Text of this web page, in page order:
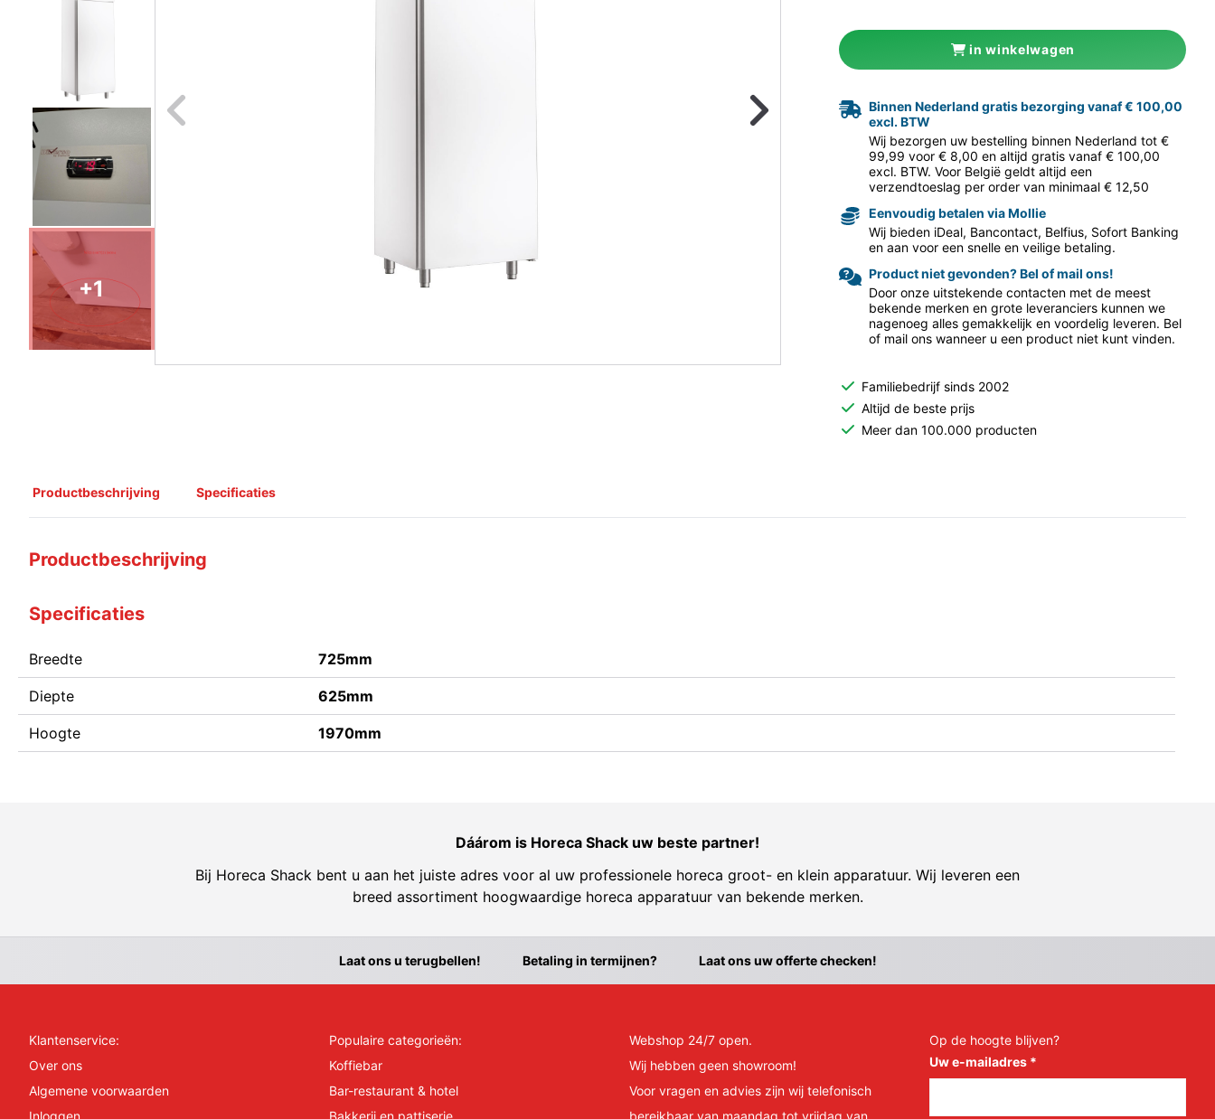
+1
Naar vorige foto Naar volgende
in winkelwagen
Binnen Nederland gratis bezorging vanaf € 100,00
excl. BTW
Wij bezorgen uw bestelling binnen Nederland tot €
99,99 voor € 8,00 en altijd gratis vanaf € 100,00
excl. BTW. Voor België geldt altijd een
verzendtoeslag per order van minimaal € 12,50
Eenvoudig betalen via Mollie
Wij bieden iDeal, Bancontact, Belfius, Sofort Banking
en aan voor een snelle en veilige betaling.
Product niet gevonden? Bel of mail ons!
Door onze uitstekende contacten met de meest
bekende merken en grote leveranciers kunnen we
nagenoeg alles gemakkelijk en voordelig leveren. Bel
of mail ons wanneer u een product niet kunt vinden.
Familiebedrijf sinds 2002
Altijd de beste prijs
Meer dan 100.000 producten
Productbeschrijving Specificaties
Productbeschrijving
Specificaties
Breedte 725mm
Diepte 625mm
Hoogte 1970mm
Dáárom is Horeca Shack uw beste partner!
Bij Horeca Shack bent u aan het juiste adres voor al uw professionele horeca groot- en klein apparatuur. Wij leveren een
breed assortiment hoogwaardige horeca apparatuur van bekende merken.
Laat ons u terugbellen! Betaling in termijnen? Laat ons uw offerte checken!
Klantenservice:
Over ons
Algemene voorwaarden
Inloggen
Populaire categorieën:
Koffiebar
Bar-restaurant & hotel
Bakkerij en pattiserie
Webshop 24/7 open.
Wij hebben geen showroom!
Voor vragen en advies zijn wij telefonisch
bereikbaar van maandag tot vrijdag van
Op de hoogte blijven?
Uw e-mailadres *